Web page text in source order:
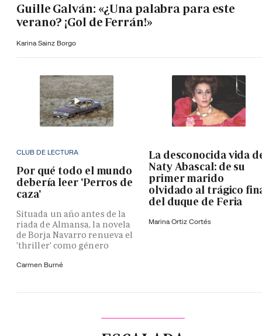
Guille Galván: «¿Una palabra para este
verano? ¡Gol de Ferrán!»
Karina Sainz Borgo
CLUB DE LECTURA
Por qué todo el mundo
debería leer 'Perros de
caza'
Situada un año antes de la
riada de Almansa, la novela
de Borja Navarro renueva el
'thriller' como género
Carmen Burné
La desconocida vida
Naty Abascal: de su
primer marido
olvidado al trágico
del duque de Feria
Marina Ortiz Cortés